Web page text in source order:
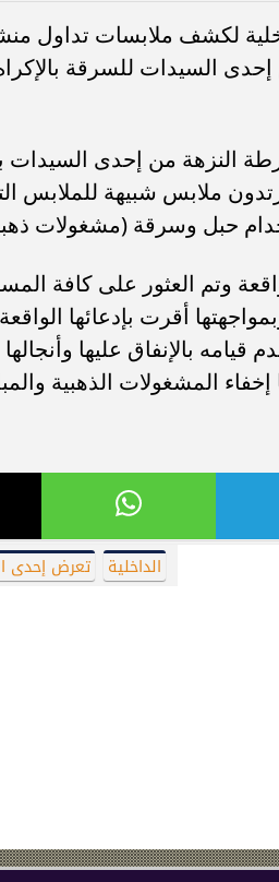
لكشف ملابسات تداول
السيدات للسرقة
النزهة من إحدى السيدات
ملابس شبيهة للملابس
حبل وسرقة (مشغولات
وتم العثور على كافة
أقرت بإدعائها
قيامه بالإنفاق عليها
إخفاء المشغولات الذهبية
الداخلية تعرض إحدى
التاريخي إلى نصف نهائي...